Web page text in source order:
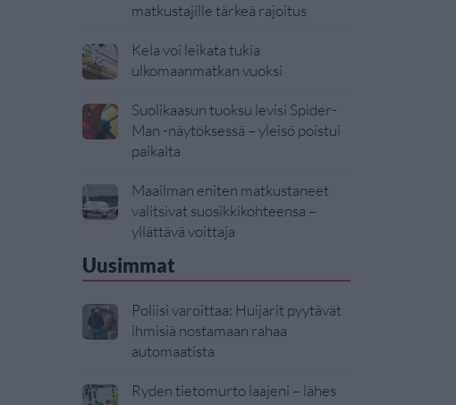
matkustajille tärkeä rajoitus
Kela voi leikata tukia
ulkomaanmatkan vuoksi
Suolikaasun tuoksu levisi Spider-
Man -näytöksessä – yleisö poistui
paikalta
Maailman eniten matkustaneet
valitsivat suosikkikohteensa –
yllättävä voittaja
Uusimmat
Poliisi varoittaa: Huijarit pyytävät
ihmisiä nostamaan rahaa
automaatista
Ryden tietomurto laajeni – lähes